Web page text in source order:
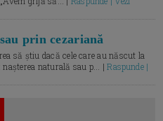
prin cezariană
să știu dacă cele care au născut la
nașterea naturală sau p... |Raspunde |